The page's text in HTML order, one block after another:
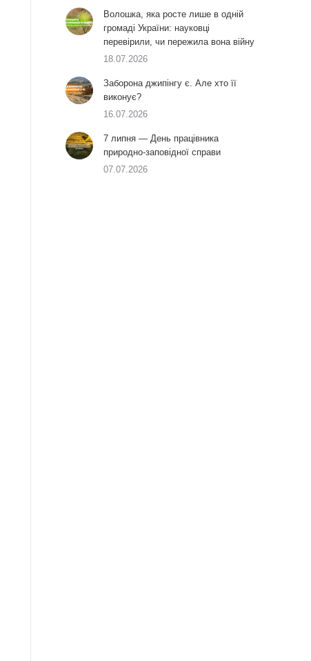
Волошка, яка росте лише в одній
громаді України: науковці
перевірили, чи пережила вона війну
18.07.2026
Заборона джипінгу є. Але хто її
виконує?
16.07.2026
7 липня — День працівника
природно-заповідної справи
07.07.2026